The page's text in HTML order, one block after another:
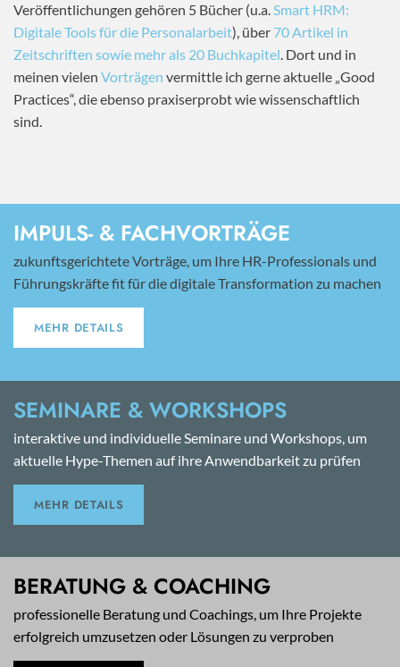
Veröffentlichungen gehören 5 Bücher (u.a.Smart HRM:
Digitale Tools für die Personalarbeit), über 70 Artikel in
Zeitschriften sowie mehr als 20 Buchkapitel. Dort und in
meinen vielen Vorträgen vermittle ich gerne aktuelle „Good
Practices“, die ebenso praxiserprobt wie wissenschaftlich
sind.
IMPULS- & FACHVORTRÄGE
zukunftsgerichtete Vorträge, um Ihre HR-Professionals und
Führungskräfte fit für die digitale Transformation zu machen
MEHR DETAILS
SEMINARE & WORKSHOPS
interaktive und individuelle Seminare und Workshops, um
aktuelle Hype-Themen auf ihre Anwendbarkeit zu prüfen
MEHR DETAILS
BERATUNG & COACHING
professionelle Beratung und Coachings, um Ihre Projekte
erfolgreich umzusetzen oder Lösungen zu verproben